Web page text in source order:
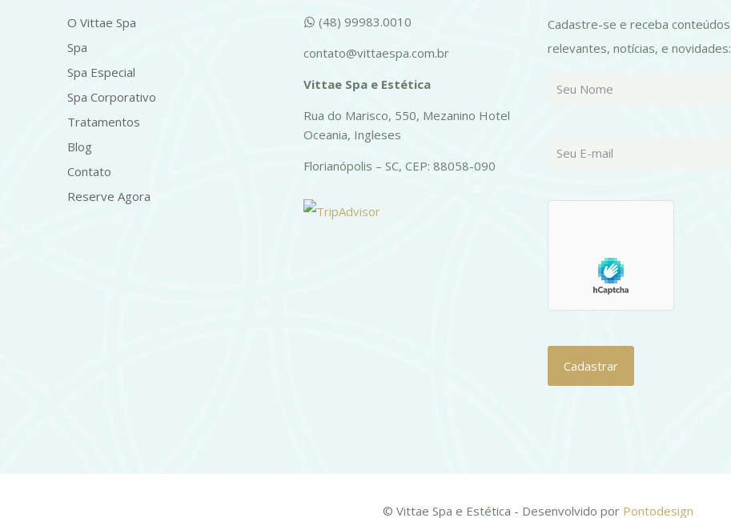
O Vittae Spa
Spa
Spa Especial
Spa Corporativo
Tratamentos
Blog
Contato
Reserve Agora
(48) 99983.0010
contato@vittaespa.com.br
Vittae Spa e Estética
Rua do Marisco, 550, Mezanino Hotel
Oceania, Ingleses
Florianópolis – SC, CEP: 88058-090
Cadastre-se e receba conteúdos
relevantes, notícias, e novidades:
© Vittae Spa e Estética - Desenvolvido por Pontodesign